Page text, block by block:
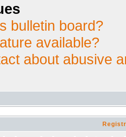
bulletin board?
available?
about abusive